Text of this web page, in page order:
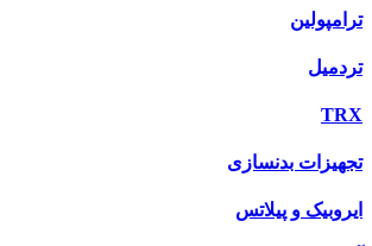
ترامپولین
تردمیل
TRX
تجهیزات بدنسازی
ایروبیک و پیلاتس